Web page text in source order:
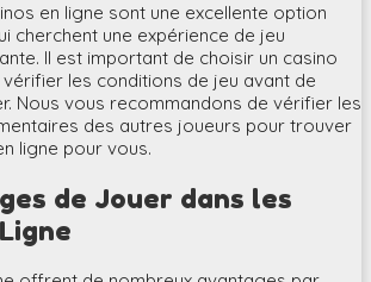
en ligne sont une excellente option
cherchent une expérience de jeu
Il est important de choisir un casino
les conditions de jeu avant de
Nous vous recommandons de vérifier les
des autres joueurs pour trouver
ligne pour vous.
de Jouer dans les